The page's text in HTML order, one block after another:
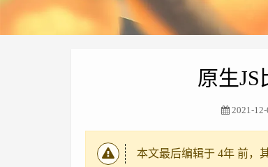
原生
2021-12-
本文最后编辑于 4年 前，